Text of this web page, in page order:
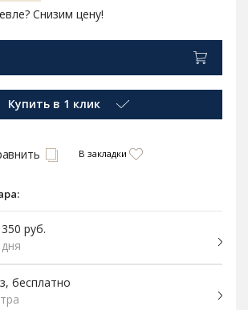
Снизим цену!
Купить в 1 клик
В закладки
руб.
бесплатно